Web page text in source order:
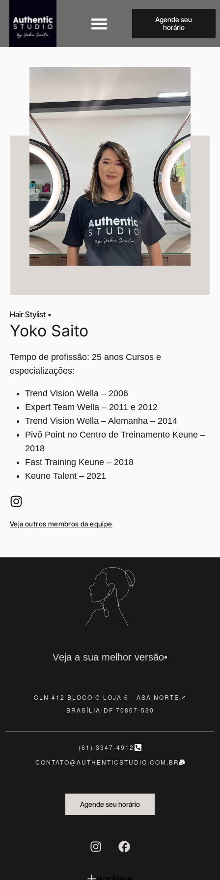
Agende seu
horário
Hair Stylist •
Yoko Saito
Tempo de profissão: 25 anos Cursos e
especializações:
Trend Vision Wella – 2006
Expert Team Wella – 2011 e 2012
Trend Vision Wella – Alemanha – 2014
Pivô Point no Centro de Treinamento Keune –
2018
Fast Training Keune – 2018
Keune Talent – 2021
Veja outros membros da equipe
Veja a sua melhor versão•
CLN 412 BLOCO C LOJA 6 - ASA NORTE,
BRASÍLIA-DF 70867-530
(61) 3347-4912
CONTATO@AUTHENTICSTUDIO.COM.BR
Agende seu horário